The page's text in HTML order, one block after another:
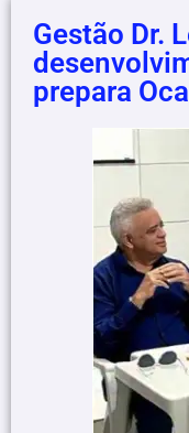
Gestão Dr.
prepara